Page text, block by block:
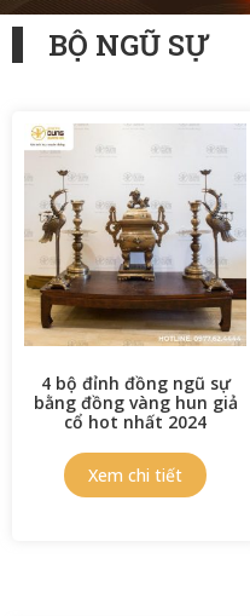
BỘ NGŨ SỰ
4 bộ đỉnh đồng ngũ sự
bằng đồng vàng hun giả
cổ hot nhất 2024